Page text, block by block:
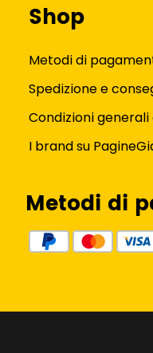
Shop
Metodi di
Spedizione e
Condizioni generali
I brand su
Metodi di